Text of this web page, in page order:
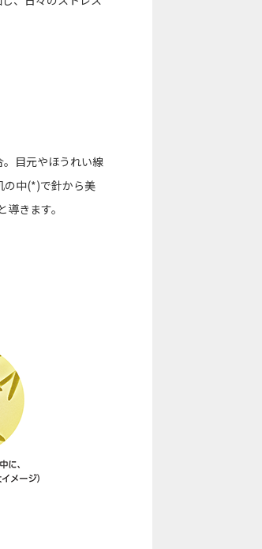
目元やほうれい線
の中(*)で針から美
きます。